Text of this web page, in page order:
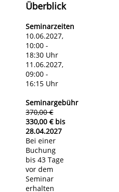
Überblick
Seminarzeiten
10.06.2027,
10:00 -
18:30 Uhr
11.06.2027,
09:00 -
16:15 Uhr
Seminargebühr
370,00 €
330,00 € bis
28.04.2027
Bei einer
Buchung
bis 43 Tage
vor dem
Seminar
erhalten